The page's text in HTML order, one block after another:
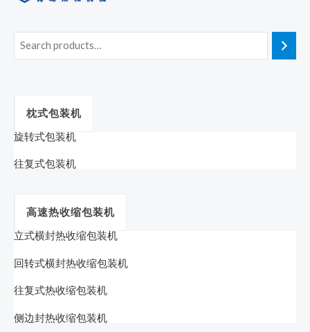
枕式包装机
旋转式包装机
往复式包装机
高速热收缩包装机
立式横封热收缩包装机
回转式横封热收缩包装机
往复式热收缩包装机
侧边封热收缩包装机